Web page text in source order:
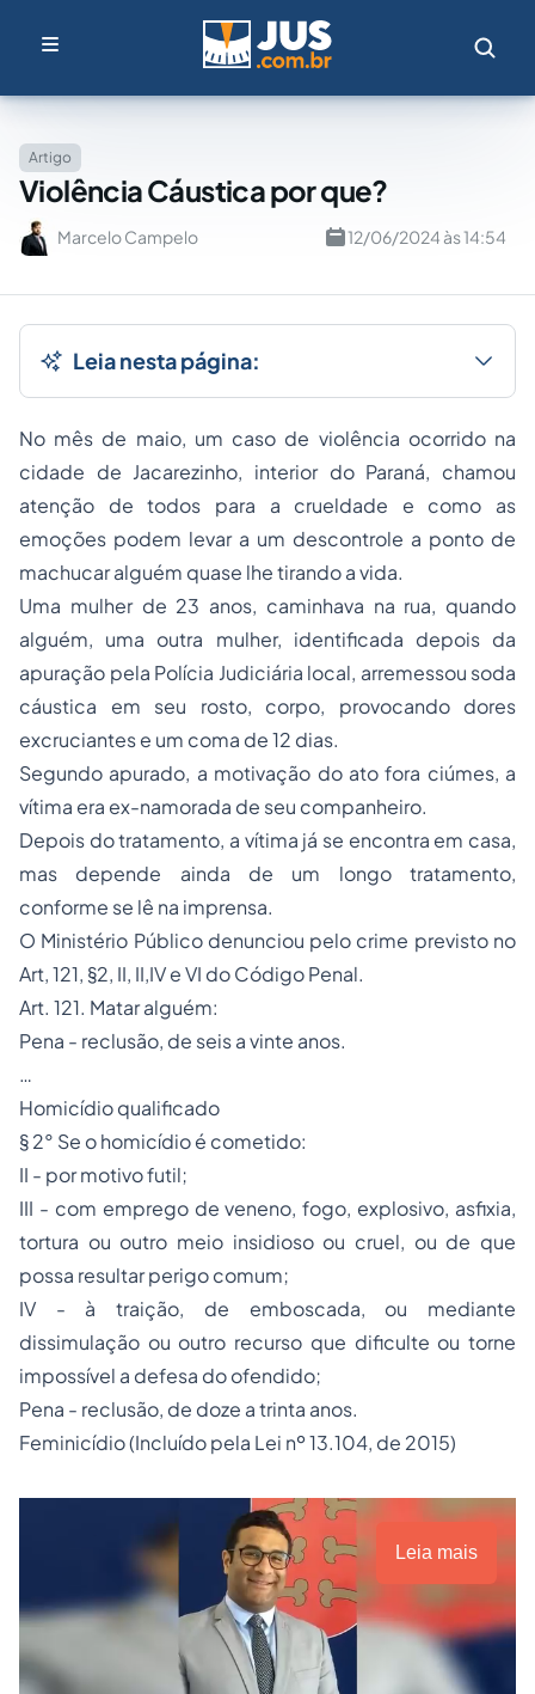
Artigo
Violência Cáustica por que?
Marcelo Campelo 12/06/2024 às 14:54
Leia nesta página:
No mês de maio, um caso de violência ocorrido na
cidade de Jacarezinho, interior do Paraná, chamou
atenção de todos para a crueldade e como as
emoções podem levar a um descontrole a ponto de
machucar alguém quase lhe tirando a vida.
Uma mulher de 23 anos, caminhava na rua, quando
alguém, uma outra mulher, identificada depois da
apuração pela Polícia Judiciária local, arremessou soda
cáustica em seu rosto, corpo, provocando dores
excruciantes e um coma de 12 dias.
Segundo apurado, a motivação do ato fora ciúmes, a
vítima era ex-namorada de seu companheiro.
Depois do tratamento, a vítima já se encontra em casa,
mas depende ainda de um longo tratamento,
conforme se lê na imprensa.
O Ministério Público denunciou pelo crime previsto no
Art, 121, §2, II, II,IV e VI do Código Penal.
Art. 121. Matar alguém:
Pena - reclusão, de seis a vinte anos.
…
Homicídio qualificado
§ 2° Se o homicídio é cometido:
II - por motivo futil;
III - com emprego de veneno, fogo, explosivo, asfixia,
tortura ou outro meio insidioso ou cruel, ou de que
possa resultar perigo comum;
IV - à traição, de emboscada, ou mediante
dissimulação ou outro recurso que dificulte ou torne
impossível a defesa do ofendido;
Pena - reclusão, de doze a trinta anos.
Feminicídio (Incluído pela Lei nº 13.104, de 2015)
Leia mais